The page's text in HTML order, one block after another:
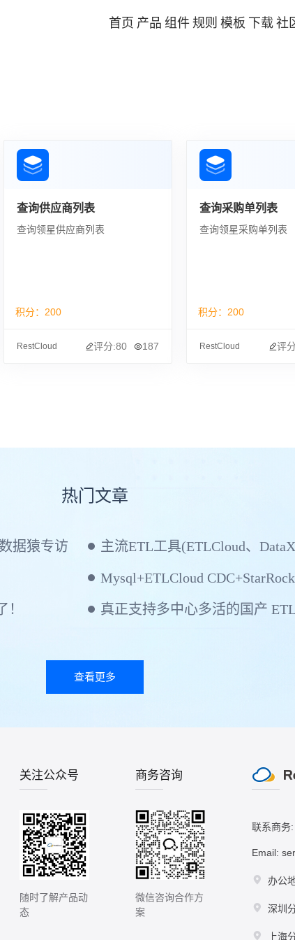
首页 产品 组件 规则 模板 下载 社
查询供应商列表
查询领星供应商列表
积分： 200
RestCloud 评分:80 187
查询采购单列表
查询领星采购单列表
积分： 200
RestCloud 评
热门文章
据猿专访 主流ETL工具(ETLCloud、
Mysql+ETLCloud
查看更多
关注公众号
随时了解产品动
态
商务咨询
微信咨询合作方
案
联系商务
Email:
办公
深圳
上海